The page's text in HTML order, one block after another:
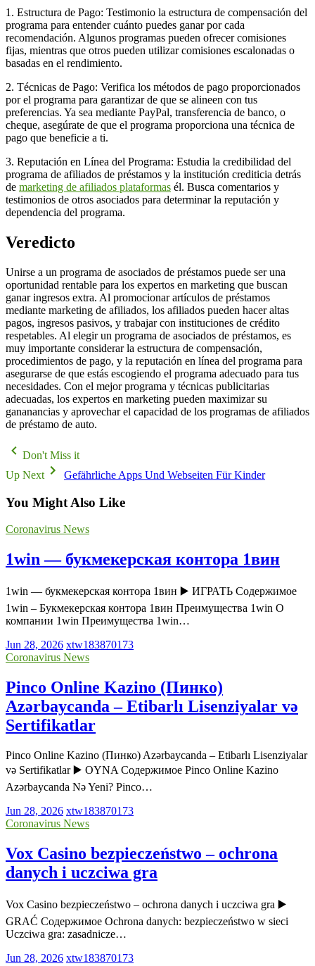
1. Estructura de Pago: Testimonio la estructura de compensación del
programa para entender cuánto puedes ganar por cada
recomendación. Algunos programas pueden ofrecer comisiones
fijas, mientras que otros pueden utilizar comisiones escalonadas o
basadas en el rendimiento.
2. Técnicas de Pago: Verifica los métodos de pago proporcionados
por el programa para garantizar de que se alineen con tus
preferencias. Ya sea mediante PayPal, transferencia de banco, o
cheque, asegúrate de que el programa proporciona una técnica de
pago que beneficie a ti.
3. Reputación en Línea del Programa: Estudia la credibilidad del
programa de afiliados de préstamos y la institución crediticia detrás
de marketing de afiliados plataformas él. Busca comentarios y
testimonios de otros asociados para determinar la reputación y
dependencia del programa.
Veredicto
Unirse a un programa de asociados de préstamos puede ser una
oportunidad rentable para los expertos en marketing que buscan
ganar ingresos extra. Al promocionar artículos de préstamos
mediante marketing de afiliados, los afiliados pueden hacer altas
pagos, ingresos pasivos, y trabajar con instituciones de crédito
respetables. Al elegir un programa de asociados de préstamos, es
muy importante considerar la estructura de compensación,
procedimientos de pago, y la reputación en línea del programa para
asegurarse de que estás escogiendo el programa adecuado para tus
necesidades. Con el mejor programa y técnicas publicitarias
adecuadas, los expertos en marketing pueden maximizar su
gananancias y aprovechar el capacidad de los programas de afiliados
de préstamo de auto.
Don't Miss it
Up Next
Gefährliche Apps Und Webseiten Für Kinder
You Might Also Like
Coronavirus News
1win — букмекерская контора 1вин
1win — букмекерская контора 1вин ▶️ ИГРАТЬ Содержимое
1win – Букмекерская контора 1вин Преимущества 1win О
компании 1win Преимущества 1win…
Jun 28, 2026 xtw183870173
Coronavirus News
Pinco Online Kazino (Пинко)
Azərbaycanda – Etibarlı Lisenziyalar və
Sertifikatlar
Pinco Online Kazino (Пинко) Azərbaycanda – Etibarlı Lisenziyalar
və Sertifikatlar ▶️ OYNA Содержимое Pinco Online Kazino
Azərbaycanda Nə Yeni? Pinco…
Jun 28, 2026 xtw183870173
Coronavirus News
Vox Casino bezpieczeństwo – ochrona
danych i uczciwa gra
Vox Casino bezpieczeństwo – ochrona danych i uczciwa gra ▶️
GRAĆ Содержимое Ochrona danych: bezpieczeństwo w sieci
Uczciwa gra: zasadnicze…
Jun 28, 2026 xtw183870173